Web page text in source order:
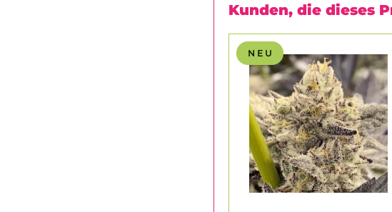
Kunden, die dieses
N E U